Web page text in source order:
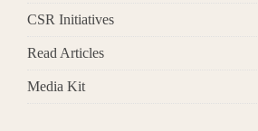
CSR Initiatives
Read Articles
Media Kit